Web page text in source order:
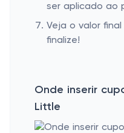
ser aplicado ao
Veja o valor
finalize!
Onde inserir
Little